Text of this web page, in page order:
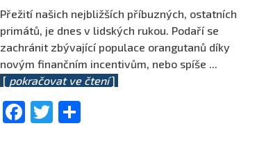
Přežití našich nejbližších příbuzných, ostatních
primátů, je dnes v lidských rukou. Podaří se
zachránit zbývající populace orangutanů díky
novým finančním incentivům, nebo spíše ...
[ pokračovat ve čtení]
Facebook
Twitter